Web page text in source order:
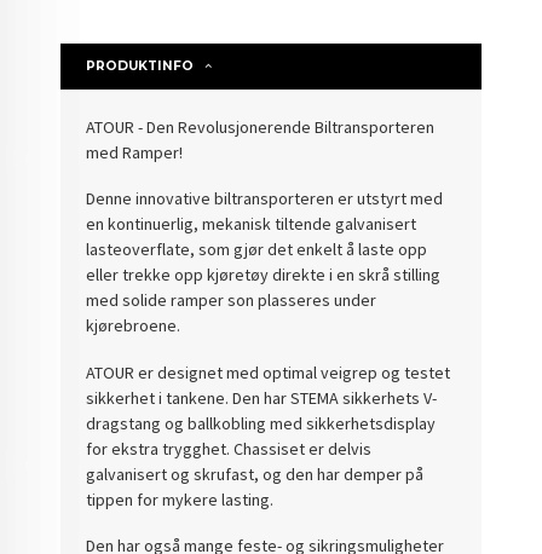
PRODUKTINFO
ATOUR - Den Revolusjonerende Biltransporteren
med Ramper!
Denne innovative biltransporteren er utstyrt med
en kontinuerlig, mekanisk tiltende galvanisert
lasteoverflate, som gjør det enkelt å laste opp
eller trekke opp kjøretøy direkte i en skrå stilling
med solide ramper son plasseres under
kjørebroene.
ATOUR er designet med optimal veigrep og testet
sikkerhet i tankene. Den har STEMA sikkerhets V-
dragstang og ballkobling med sikkerhetsdisplay
for ekstra trygghet. Chassiset er delvis
galvanisert og skrufast, og den har demper på
tippen for mykere lasting.
Den har også mange feste- og sikringsmuligheter